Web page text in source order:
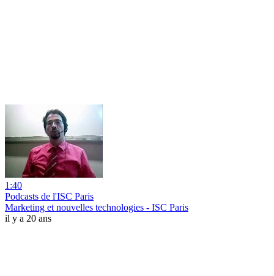
1:40
Podcasts de l'ISC Paris
Marketing et nouvelles technologies - ISC Paris
il y a 20 ans